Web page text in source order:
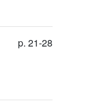
p. 21-28